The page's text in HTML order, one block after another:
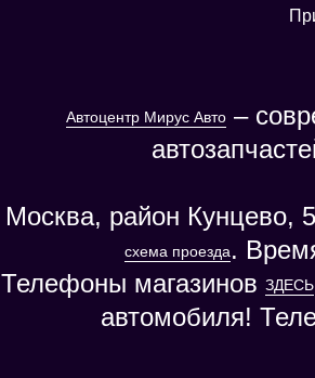
Автоцентр Мирус Авто –
Москва, район Кунцево,
схема проезда.
Телефоны магазинов ЗДЕСЬ
автомобиля!